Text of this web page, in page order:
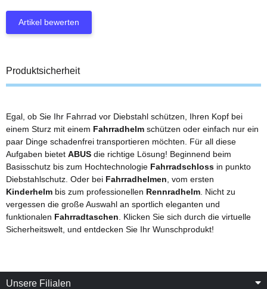
Artikel bewerten
Produktsicherheit
Egal, ob Sie Ihr Fahrrad vor Diebstahl schützen, Ihren Kopf bei
einem Sturz mit einem Fahrradhelm schützen oder einfach nur ein
paar Dinge schadenfrei transportieren möchten. Für all diese
Aufgaben bietet ABUS die richtige Lösung! Beginnend beim
Basisschutz bis zum Hochtechnologie Fahrradschloss in punkto
Diebstahlschutz. Oder bei Fahrradhelmen , vom ersten
Kinderhelm bis zum professionellen Rennradhelm . Nicht zu
vergessen die große Auswahl an sportlich eleganten und
funktionalen Fahrradtaschen . Klicken Sie sich durch die virtuelle
Sicherheitswelt, und entdecken Sie Ihr Wunschprodukt!
Unsere Filialen